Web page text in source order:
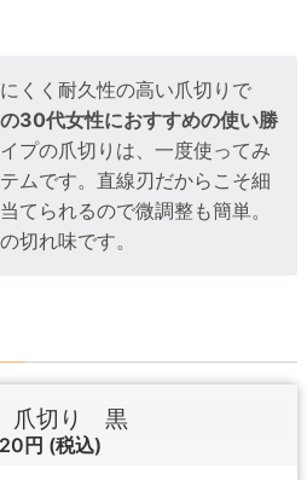
くく耐久性の高い爪切りで
30代女性におすすめの使い勝
プの爪切りは、一度使ってみ
ムです。直線刃だからこそ細
てられるので微調整も簡単。
切れ味です。
爪切り 黒
円 (税込)